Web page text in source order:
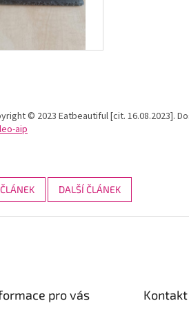
© 2023 Eatbeautiful [cit. 16.08.2023].
aip
DALŠÍ ČLÁNEK
pro vás Kontakt